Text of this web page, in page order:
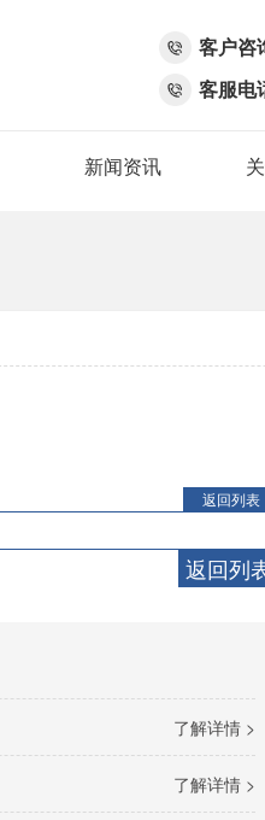
客户咨
客服电
新闻资讯
返回列表
返回列
了解详情 >
了解详情 >